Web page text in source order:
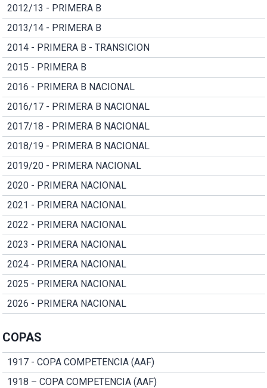
2012/13 - PRIMERA B
2013/14 - PRIMERA B
2014 - PRIMERA B - TRANSICION
2015 - PRIMERA B
2016 - PRIMERA B NACIONAL
2016/17 - PRIMERA B NACIONAL
2017/18 - PRIMERA B NACIONAL
2018/19 - PRIMERA B NACIONAL
2019/20 - PRIMERA NACIONAL
2020 - PRIMERA NACIONAL
2021 - PRIMERA NACIONAL
2022 - PRIMERA NACIONAL
2023 - PRIMERA NACIONAL
2024 - PRIMERA NACIONAL
2025 - PRIMERA NACIONAL
2026 - PRIMERA NACIONAL
COPAS
1917 - COPA COMPETENCIA (AAF)
1918 – COPA COMPETENCIA (AAF)